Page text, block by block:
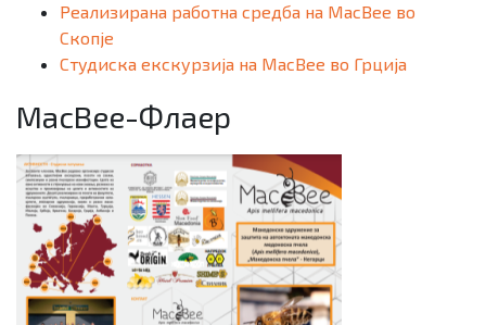
Реализирана работна средба на MacBee во
Скопје
Студиска екскурзија на MacBee во Грција
MacBee-Флаер